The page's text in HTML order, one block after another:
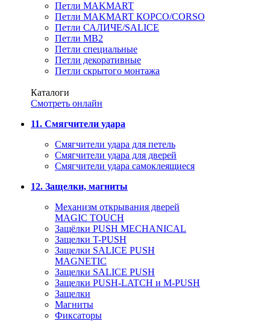
Петли MAKMART
Петли MAKMART КОРСО/CORSO
Петли САЛИЧЕ/SALICE
Петли MB2
Петли специальные
Петли декоративные
Петли скрытого монтажа
Каталоги
Смотреть онлайн
11. Смягчители удара
Смягчители удара для петель
Смягчители удара для дверей
Cмягчители удара самоклеящиеся
12. Защелки, магниты
Механизм открывания дверей
MAGIC TOUCH
Защёлки PUSH MECHANICAL
Защелки T-PUSH
Защелки SALICE PUSH
MAGNETIC
Защелки SALICE PUSH
Защелки PUSH-LATCH и M-PUSH
Защелки
Магниты
Фиксаторы